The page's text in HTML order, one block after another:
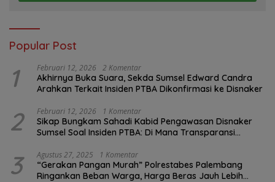
Popular Post
1 Februari 12, 2026 2 Komentar
Akhirnya Buka Suara, Sekda Sumsel Edward Candra
Arahkan Terkait Insiden PTBA Dikonfirmasi ke Disnaker
2 Februari 12, 2026 1 Komentar
Sikap Bungkam Sahadi Kabid Pengawasan Disnaker
Sumsel Soal Insiden PTBA: Di Mana Transparansi
3 Agustus 27, 2025 1 Komentar
“Gerakan Pangan Murah” Polrestabes Palembang
Ringankan Beban Warga, Harga Beras Jauh Lebih